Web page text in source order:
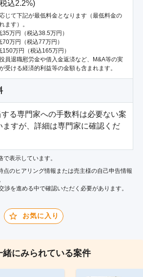
込2.2%)
じて下記が最低料金となります（最低料金の
ます）。
万円（税込38.5万円）
万円（税込77万円）
万円（税込165万円）
員退職慰労金や借入金返済など、M&A等の実
受ける経済的利益等の金額も含まれます。
る専門家への手数料は必要ない案
ますが、詳細は専門家に確認くだ
表示しています。
のヒアリング情報または売主様の自己申告情報
渉を進める中で確認いただく必要があります。
お気に入り
緒にみられている案件